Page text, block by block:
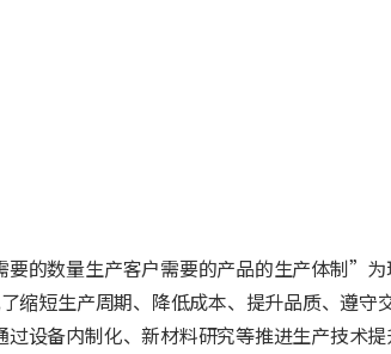
的数量生产客户需要的产品的生产体制”
短生产周期、降低成本、提升品质、遵守
设备内制化、新材料研究等推进生产技术提